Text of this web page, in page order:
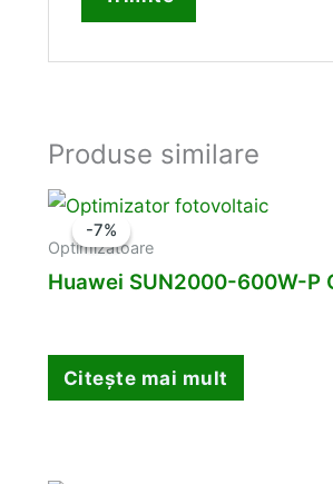
Produse similare
-7%
-7%
Optimizatoare
Huawei SUN2000-600W-P
Citește mai mult